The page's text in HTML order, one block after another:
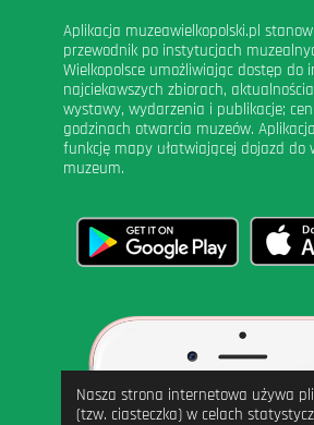
Aplikacja muzeawielkopolski.pl
przewodnik po instytucjach
Wielkopolsce umożliwiając dostęp do
najciekawszych zbiorach,
wystawy, wydarzenia i publikacje;
godzinach otwarcia muzeów.
funkcję mapy ułatwiającej dojazd do
muzeum.
Nasza strona internetowa używa
(tzw. ciasteczka) w celach